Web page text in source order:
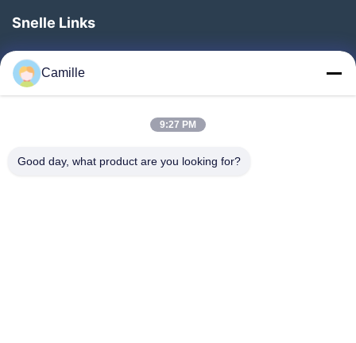
Snelle Links
Thuis
Producten
Kwaliteitscontrole
Camille
9:27 PM
Good day, what product are you looking for?